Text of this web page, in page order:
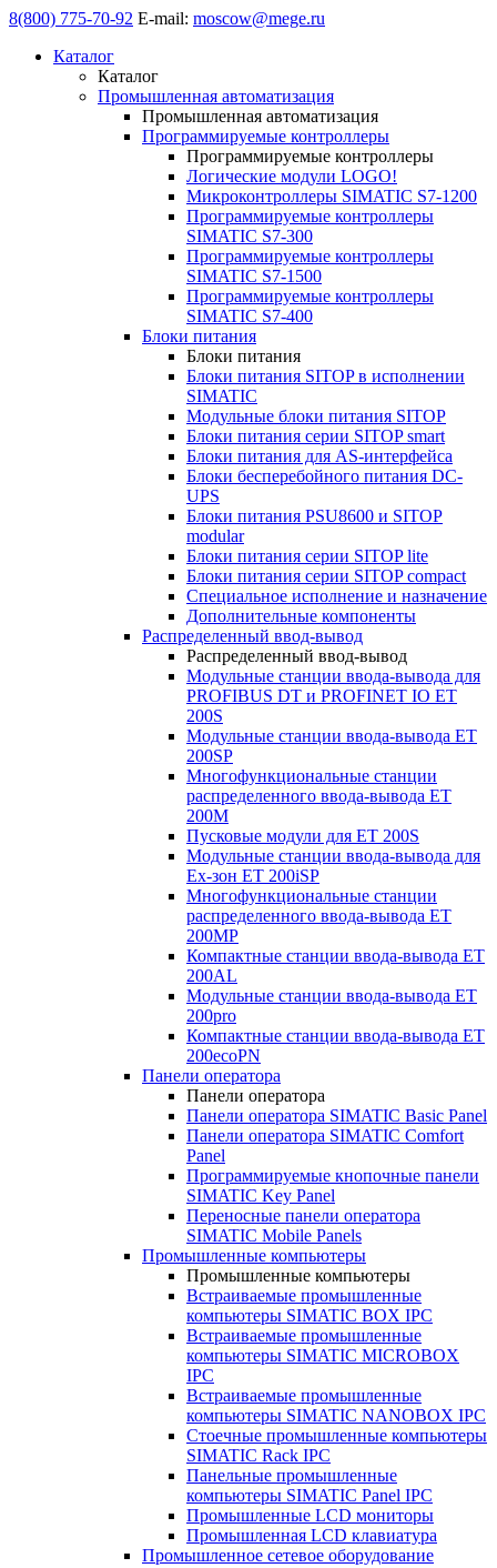
8(800) 775-70-92 E-mail: moscow@mege.ru
Каталог
Каталог
Промышленная автоматизация
Промышленная автоматизация
Программируемые контроллеры
Программируемые контроллеры
Логические модули LOGO!
Микроконтроллеры SIMATIC S7-1200
Программируемые контроллеры
SIMATIC S7-300
Программируемые контроллеры
SIMATIC S7-1500
Программируемые контроллеры
SIMATIC S7-400
Блоки питания
Блоки питания
Блоки питания SITOP в исполнении
SIMATIC
Модульные блоки питания SITOP
Блоки питания серии SITOP smart
Блоки питания для AS-интерфейса
Блоки бесперебойного питания DC-
UPS
Блоки питания PSU8600 и SITOP
modular
Блоки питания серии SITOP lite
Блоки питания серии SITOP compact
Специальное исполнение и назначение
Дополнительные компоненты
Распределенный ввод-вывод
Распределенный ввод-вывод
Модульные станции ввода-вывода для
PROFIBUS DT и PROFINET IO ET
200S
Модульные станции ввода-вывода ET
200SP
Многофункциональные станции
распределенного ввода-вывода ET
200M
Пусковые модули для ET 200S
Модульные станции ввода-вывода для
Ex-зон ET 200iSP
Многофункциональные станции
распределенного ввода-вывода ET
200MP
Компактные станции ввода-вывода ET
200AL
Модульные станции ввода-вывода ET
200pro
Компактные станции ввода-вывода ET
200ecoPN
Панели оператора
Панели оператора
Панели оператора SIMATIC Basic Panel
Панели оператора SIMATIC Comfort
Panel
Программируемые кнопочные панели
SIMATIC Key Panel
Переносные панели оператора
SIMATIC Mobile Panels
Промышленные компьютеры
Промышленные компьютеры
Встраиваемые промышленные
компьютеры SIMATIC BOX IPC
Встраиваемые промышленные
компьютеры SIMATIC MICROBOX
IPC
Встраиваемые промышленные
компьютеры SIMATIC NANOBOX IPC
Стоечные промышленные компьютеры
SIMATIC Rack IPC
Панельные промышленные
компьютеры SIMATIC Panel IPC
Промышленные LCD мониторы
Промышленная LCD клавиатура
Промышленное сетевое оборудование